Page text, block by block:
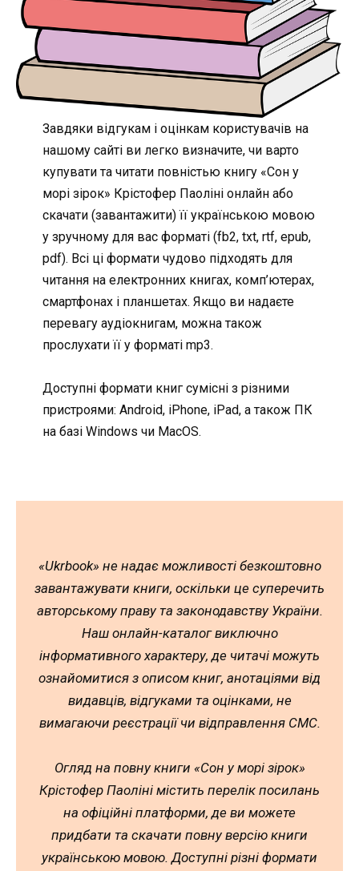
Завдяки відгукам і оцінкам користувачів на
нашому сайті ви легко визначите, чи варто
купувати та читати повністью книгу «Сон у
морі зірок» Крістофер Паоліні онлайн або
скачати (завантажити) її українською мовою
у зручному для вас форматі (fb2, txt, rtf, epub,
pdf). Всі ці формати чудово підходять для
читання на електронних книгах, комп’ютерах,
смартфонах і планшетах. Якщо ви надаєте
перевагу аудіокнигам, можна також
прослухати її у форматі mp3.
Доступні формати книг сумісні з різними
пристроями: Android, iPhone, iPad, а також ПК
на базі Windows чи MacOS.
«Ukrbook» не надає можливості безкоштовно
завантажувати книги, оскільки це суперечить
авторському праву та законодавству України.
Наш онлайн-каталог виключно
інформативного характеру, де читачі можуть
ознайомитися з описом книг, анотаціями від
видавців, відгуками та оцінками, не
вимагаючи реєстрації чи відправлення СМС.
Огляд на повну книги «Сон у морі зірок»
Крістофер Паоліні містить перелік посилань
на офіційні платформи, де ви можете
придбати та скачати повну версію книги
українською мовою. Доступні різні формати